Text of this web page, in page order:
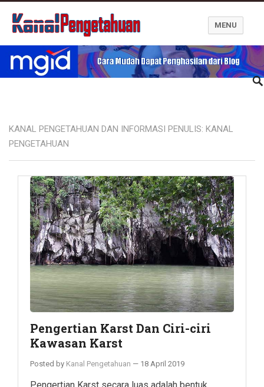
Kanal Pengetahuan dan Informasi
MENU
KANAL PENGETAHUAN DAN INFORMASI PENULIS: KANAL
PENGETAHUAN
Pengertian Karst Dan Ciri-ciri
Kawasan Karst
Posted by Kanal Pengetahuan — 18 April 2019
Pengertian Karst secara luas adalah bentuk